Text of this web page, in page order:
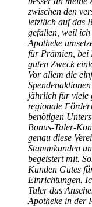
zwischen den
letztlich auf das
gefallen, weil
Apotheke
für Prämien, bei
guten Zweck
Vor allem die
jährlich für viele
regionale
benötigen
Bonus-Taler-
genau diese
Stammkunden
begeistert mit.
Kunden Gutes
Einrichtungen.
Taler das
Apotheke in der